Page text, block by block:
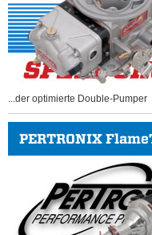
...der optimierte Double-Pumper
PERTRONIX